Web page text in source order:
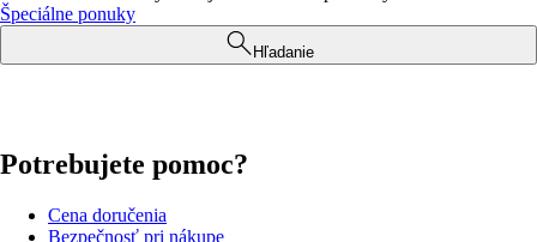
Špeciálne ponuky
Hľadanie
Potrebujete pomoc?
Cena doručenia
Bezpečnosť pri nákupe